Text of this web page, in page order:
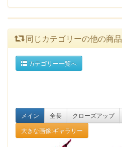
同じカテゴリーの他の商品
カテゴリー一覧へ
メイン 全長 クローズアップ
大きな画像:ギャラリー